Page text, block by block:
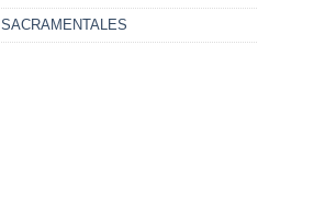
SACRAMENTALES